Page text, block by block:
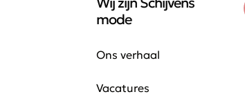
mode
Ons verhaal
Vacatures